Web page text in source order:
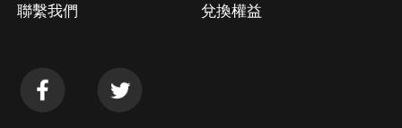
聯繫我們 兌換權益